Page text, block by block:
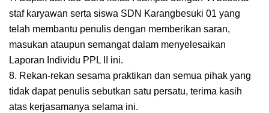
staf karyawan serta siswa SDN Karangbesuki 01 yang
telah membantu penulis dengan memberikan saran,
masukan ataupun semangat dalam menyelesaikan
Laporan Individu PPL II ini.
8. Rekan-rekan sesama praktikan dan semua pihak yang
tidak dapat penulis sebutkan satu persatu, terima kasih
atas kerjasamanya selama ini.